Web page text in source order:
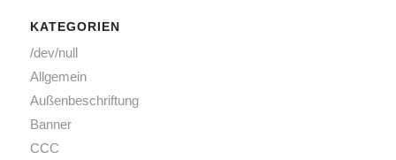
KATEGORIEN
/dev/null
Allgemein
Außenbeschriftung
Banner
CCC